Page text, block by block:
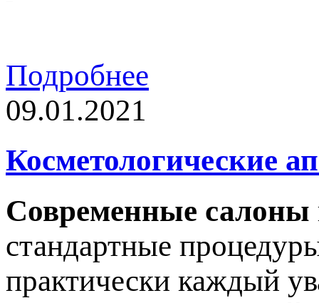
Подробнее
09.01.2021
Косметологические
Современные салоны
стандартные
практически каждый